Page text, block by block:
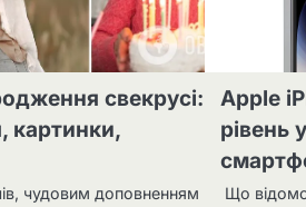
свекрусі:
картинки,
чудовим доповненням
Apple
рівень
Що